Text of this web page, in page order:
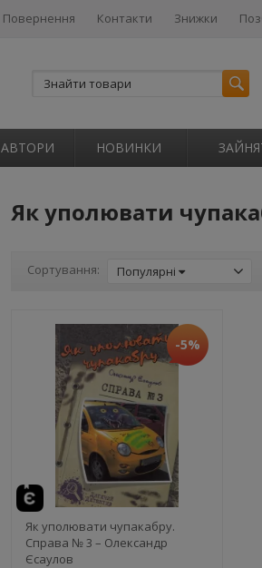
Повернення Контакти Знижки
АВТОРИ НОВИНКИ
Як уполювати
Сортування: Популярні
-5%
Як уполювати чупакабру.
Справа № 3 – Олександр
Єсаулов